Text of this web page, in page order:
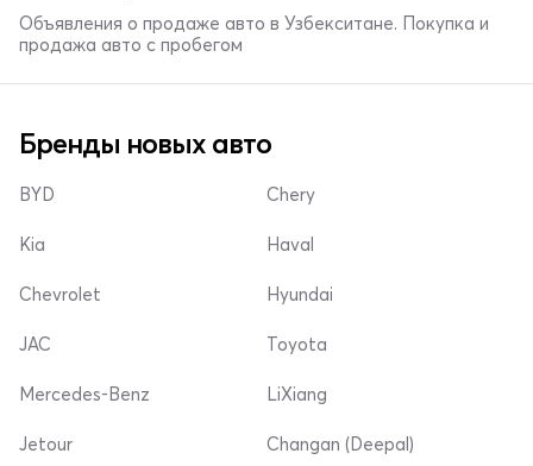
Объявления о продаже авто в Узбекситане. Покупка и
продажа авто с пробегом
Бренды новых авто
BYD
Kia
Chevrolet
Chery
Haval
Hyundai
JAC
Mercedes-Benz
Jetour
Toyota
LiXiang
Changan (Deepal)